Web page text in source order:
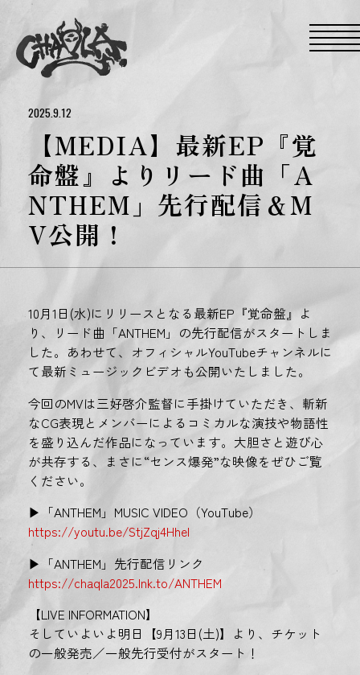
o
n
t
t
2025.9.12
【MEDIA】最新EP『覚
命盤』よりリード曲「A
NTHEM」先行配信＆M
V公開！
10月1日(水)にリリースとなる最新EP『覚命盤』よ
り、リード曲「ANTHEM」の先行配信がスタートしま
した。あわせて、オフィシャルYouTubeチャンネルに
て最新ミュージックビデオも公開いたしました。
今回のMVは三好啓介監督に手掛けていただき、斬新
なCG表現とメンバーによるコミカルな演技や物語性
を盛り込んだ作品になっています。大胆さと遊び心
が共存する、まさに“センス爆発”な映像をぜひご覧
ください。
▶「ANTHEM」MUSIC VIDEO（YouTube）
https://youtu.be/StjZqj4HheI
▶「ANTHEM」先行配信リンク
https://chaqla2025.lnk.to/ANTHEM
【LIVE INFORMATION】
そしていよいよ明日【9月13日(土)】より、チケット
の一般発売／一般先行受付がスタート！